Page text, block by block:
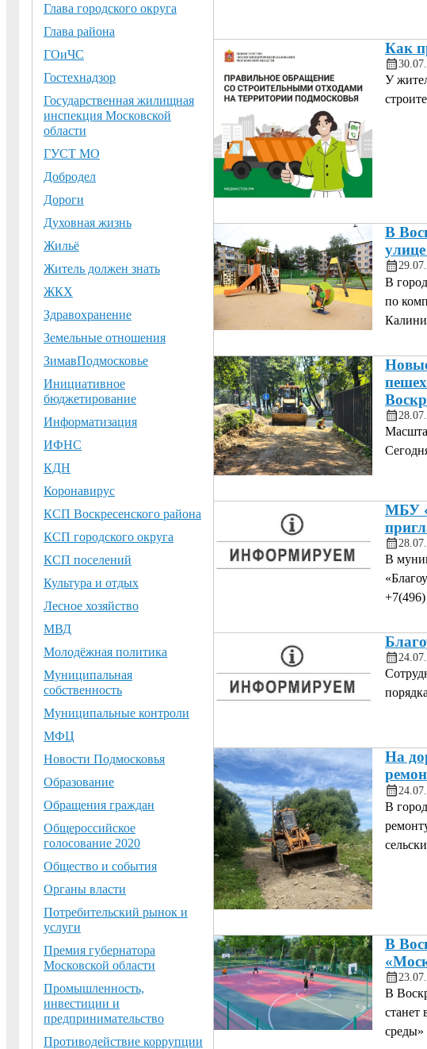
Глава городского округа
Глава района
ГОиЧС
Гостехнадзор
Государственная жилищная
инспекция Московской
области
ГУСТ МО
Добродел
Дороги
Духовная жизнь
Жильё
Житель должен знать
ЖКХ
Здравохранение
Земельные отношения
ЗимавПодмосковье
Инициативное
бюджетирование
Информатизация
ИФНС
КДН
Коронавирус
КСП Воскресенского района
КСП городского округа
КСП поселений
Культура и отдых
Лесное хозяйство
МВД
Молодёжная политика
Муниципальная
собственность
Муниципальные контроли
МФЦ
Новости Подмосковья
Образование
Обращения граждан
Общероссийское
голосование 2020
Общество и события
Органы власти
Потребительский рынок и
услуги
Премия губернатора
Московской области
Промышленность,
инвестиции и
предпринимательство
Противодействие коррупции
Как
У
В
В
по
МБУ
В
На
В
В
В
среды»